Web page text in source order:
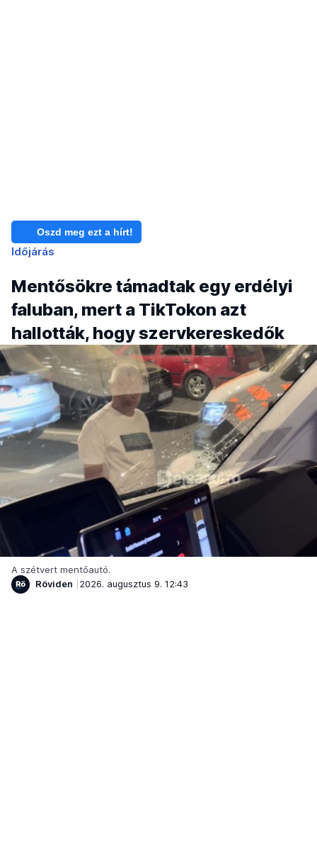
Oszd meg ezt a hírt!
Időjárás
Mentősökre támadtak egy erdélyi
faluban, mert a TikTokon azt
hallották, hogy szervkereskedők
A szétvert mentőautó.
Röviden
2026. augusztus 9. 12:43